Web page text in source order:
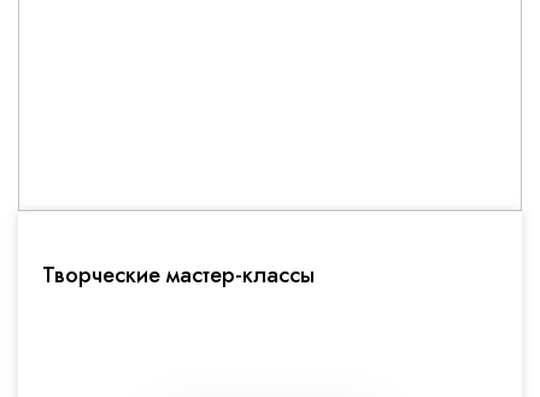
Творческие мастер-классы